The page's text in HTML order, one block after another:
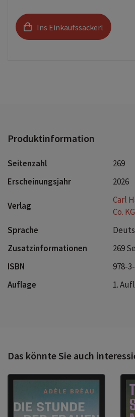
Ins Einkaufssackerl
Produktinformation
Seitenzahl
269
Erscheinungsjahr
2026
Verlag
Carl
Co. KG
Sprache
Zusatzinformationen
269
ISBN
978-
Auflage
1.
Das könnte Sie auch